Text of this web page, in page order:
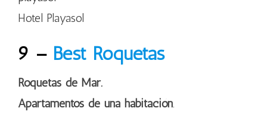
Hotel Playasol
9 – Best Roquetas
Roquetas de Mar.
Apartamentos de una habitación.